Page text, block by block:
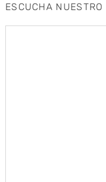
ESCUCHA NUESTRO